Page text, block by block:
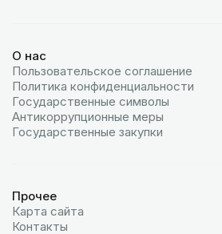
О нас
Пользовательское соглашение
Политика конфиденциальности
Государственные символы
Антикоррупционные меры
Государственные закупки
Прочее
Карта сайта
Контакты